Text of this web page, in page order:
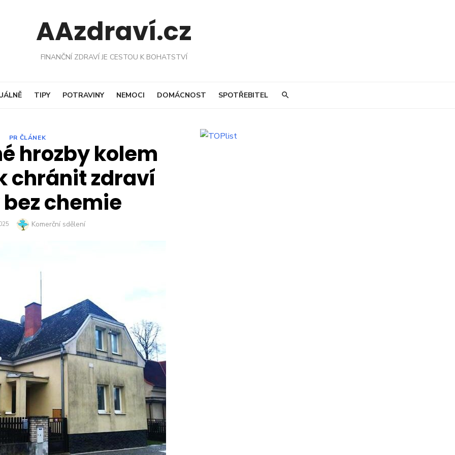
AAzdraví.cz
FINANČNÍ ZDRAVÍ JE CESTOU K BOHATSTVÍ
TIPY POTRAVINY NEMOCI DOMÁCNOST SPOTŘEBITEL
PR ČLÁNEK
hrozby kolem
chránit zdraví
chemie
Author
Komerční sdělení